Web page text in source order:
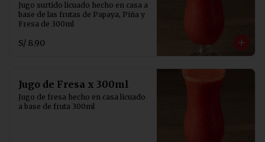
Jugo surtido licuado hecho en casa a
base de las frutas de Papaya, Piña y
Fresa de 300ml
S/ 8.90
Jugo de Fresa x 300ml
Jugo de fresa hecho en casa licuado
a base de fruta 300ml